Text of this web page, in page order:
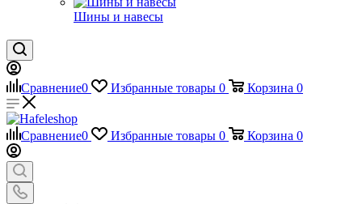
Шины и навесы
Сравнение0 Избранные товары 0 Корзина 0
Сравнение0 Избранные товары 0 Корзина 0